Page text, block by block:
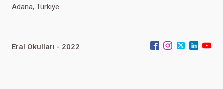
Adana, Türkiye
Eral Okulları - 2022